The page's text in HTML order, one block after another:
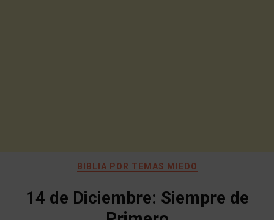
BIBLIA POR TEMAS MIEDO
14 de Diciembre: Siempre de